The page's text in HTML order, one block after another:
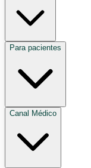
Para pacientes
Canal Médico